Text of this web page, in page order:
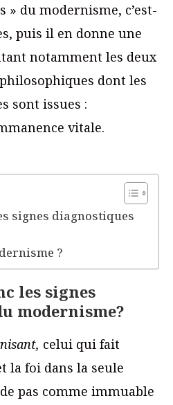
» du modernisme, c’est-
puis il en donne une
notamment les deux
dont les
sont issues :
vitale.
signes diagnostiques
?
les signes
modernisme?
celui qui fait
la foi dans la seule
pas comme immuable